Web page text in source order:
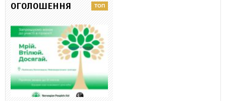
ОГОЛОШЕННЯ